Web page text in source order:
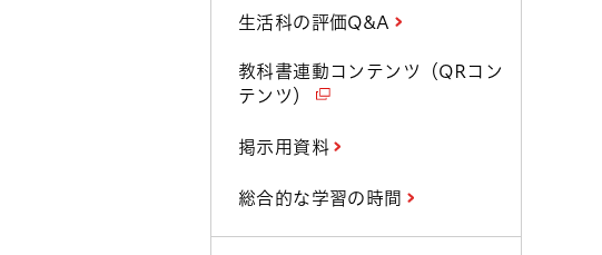
生活科の評価Q&A
教科書連動コンテンツ（QRコン
テンツ）
掲示用資料
総合的な学習の時間